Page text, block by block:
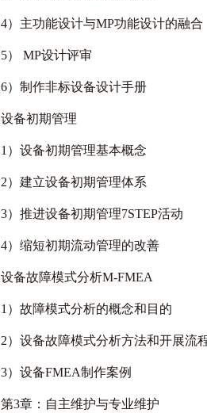
4）主功能设计与MP功能设计的融合
5） MP设计评审
6）制作非标设备设计手册
设备初期管理
1）设备初期管理基本概念
2）建立设备初期管理体系
3）推进设备初期管理7STEP活动
4）缩短初期流动管理的改善
设备故障模式分析M-FMEA
1）故障模式分析的概念和目的
2）设备故障模式分析方法和开展流
3）设备FMEA制作案例
第3章：自主维护与专业维护